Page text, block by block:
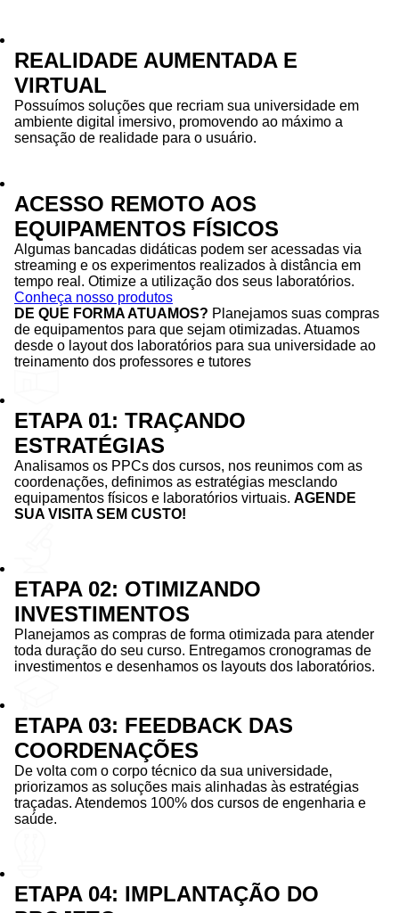
REALIDADE AUMENTADA E
VIRTUAL
Possuímos soluções que recriam sua universidade em
ambiente digital imersivo, promovendo ao máximo a
sensação de realidade para o usuário.
ACESSO REMOTO AOS
EQUIPAMENTOS FÍSICOS
Algumas bancadas didáticas podem ser acessadas via
streaming e os experimentos realizados à distância em
tempo real. Otimize a utilização dos seus laboratórios.
Conheça nosso produtos
DE QUE FORMA ATUAMOS? Planejamos suas compras
de equipamentos para que sejam otimizadas. Atuamos
desde o layout dos laboratórios para sua universidade ao
treinamento dos professores e tutores
ETAPA 01: TRAÇANDO
ESTRATÉGIAS
Analisamos os PPCs dos cursos, nos reunimos com as
coordenações, definimos as estratégias mesclando
equipamentos físicos e laboratórios virtuais. AGENDE
SUA VISITA SEM CUSTO!
ETAPA 02: OTIMIZANDO
INVESTIMENTOS
Planejamos as compras de forma otimizada para atender
toda duração do seu curso. Entregamos cronogramas de
investimentos e desenhamos os layouts dos laboratórios.
ETAPA 03: FEEDBACK DAS
COORDENAÇÕES
De volta com o corpo técnico da sua universidade,
priorizamos as soluções mais alinhadas às estratégias
traçadas. Atendemos 100% dos cursos de engenharia e
saúde.
ETAPA 04: IMPLANTAÇÃO DO